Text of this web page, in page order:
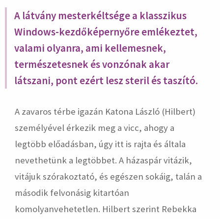
A látvány mesterkéltsége a klasszikus
Windows-kezdőképernyőre emlékeztet,
valami olyanra, ami kellemesnek,
természetesnek és vonzónak akar
látszani, pont ezért lesz steril és taszító.
A zavaros térbe igazán Katona László (Hilbert)
személyével érkezik meg a vicc, ahogy a
legtöbb előadásban, úgy itt is rajta és általa
nevethetünk a legtöbbet. A házaspár vitázik,
vitájuk szórakoztató, és egészen sokáig, talán a
második felvonásig kitartóan
komolyanvehetetlen. Hilbert szerint Rebekka